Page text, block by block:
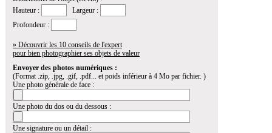
Hauteur :
Largeur :
Profondeur :
» Découvrir les 10 conseils de l'expert
pour bien photographier ses objets de valeur
Envoyer des photos numériques :
(Format .zip, .jpg, .gif, .pdf... et poids inférieur à 4 Mo par fichier. )
Une photo générale de face :
Une photo du dos ou du dessous :
Une signature ou un détail :